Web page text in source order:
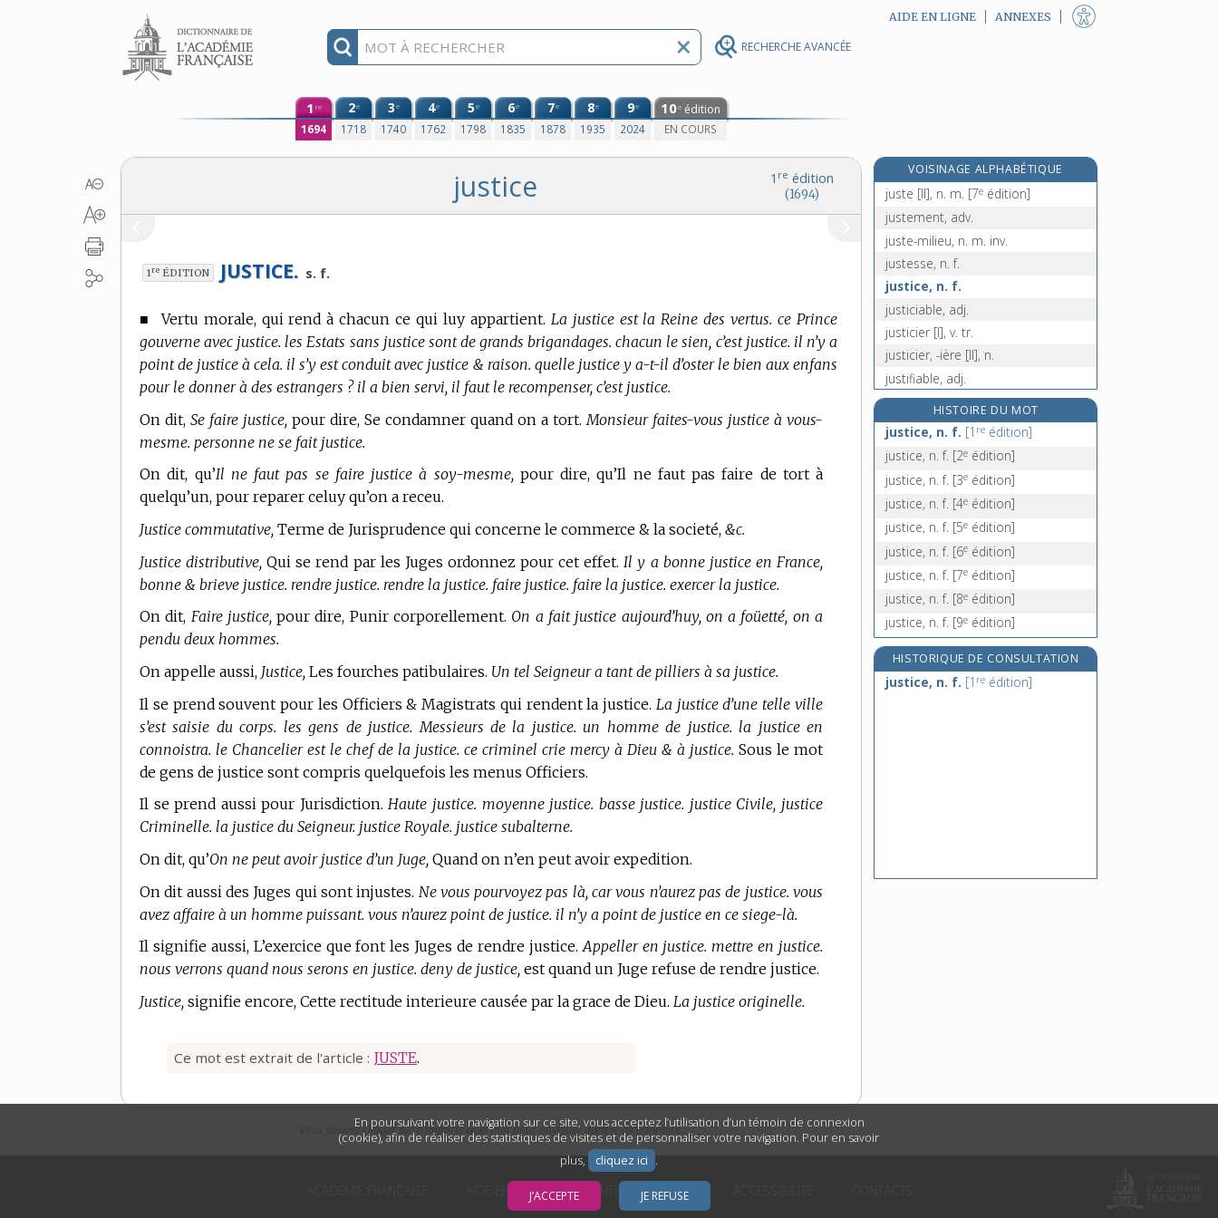
En poursuivant votre navigation sur ce site, vous acceptez l’utilisation d’un témoin de connexion
(cookie), afin de réaliser des statistiques de visites et de personnaliser votre navigation. Pour en savoir
plus,
cliquez ici .
J’ACCEPTE JE REFUSE
RECHERCHE AVANCÉE
Aller au contenu AIDE EN LIGNE ANNEXES
1 re
1694
2e
1718
3e
1740
4e
1762
5e
1798
6e
1835
7e
1878
8e
1935
9e
2024
10e édition
EN COURS
1 re édition
(1694)
justice
1re ÉDITION JUSTICE. s. f.
■Vertu morale, qui rend à chacun ce qui luy appartient. La justice est la Reine des vertus. ce Prince
gouverne avec justice. les Estats sans justice sont de grands brigandages. chacun le sien, c’est justice. il n’y a
point de justice à cela. il s’y est conduit avec justice & raison. quelle justice y a-t-il d’oster le bien aux enfans
pour le donner à des estrangers ? il a bien servi, il faut le recompenser, c’est justice.
On dit,Se faire justice, pour dire, Se condamner quand on a tort. Monsieur faites-vous justice à vous-
mesme. personne ne se fait justice.
On dit, qu’Il ne faut pas se faire justice à soy-mesme,pour dire, qu’Il ne faut pas faire de tort à
quelqu’un, pour reparer celuy qu’on a receu.
Justice commutative, Terme de Jurisprudence qui concerne le commerce & la societé, &c.
Justice distributive, Qui se rend par les Juges ordonnez pour cet effet. Il y a bonne justice en France,
bonne & brieve justice. rendre justice. rendre la justice. faire justice. faire la justice. exercer la justice.
On dit, Faire justice,pour dire, Punir corporellement. On a fait justice aujourd’huy, on a foüetté, on a
pendu deux hommes.
On appelle aussi, Justice, Les fourches patibulaires. Un tel Seigneur a tant de pilliers à sa justice.
Il se prend souvent pour les Officiers & Magistrats qui rendent la justice. La justice d’une telle ville
s’est saisie du corps. les gens de justice. Messieurs de la justice. un homme de justice. la justice en
connoistra. le Chancelier est le chef de la justice. ce criminel crie mercy à Dieu & à justice. Sous le mot
de gens de justice sont compris quelquefois les menus Officiers.
Il se prend aussi pour Jurisdiction.Haute justice. moyenne justice. basse justice. justice Civile, justice
Criminelle. la justice du Seigneur. justice Royale. justice subalterne.
On dit, qu’On ne peut avoir justice d’un Juge, Quand on n’en peut avoir expedition.
On dit aussi des Juges qui sont injustes. Ne vous pourvoyez pas là, car vous n’aurez pas de justice. vous
avez affaire à un homme puissant. vous n’aurez point de justice. il n’y a point de justice en ce siege-là.
Il signifie aussi, L’exercice que font les Juges de rendre justice.Appeller en justice. mettre en justice.
nous verrons quand nous serons en justice. deny de justice, est quand un Juge refuse de rendre justice.
Justice, signifie encore, Cette rectitude interieure causée par la grace de Dieu. La justice originelle.
Ce mot est extrait de l'article : JUSTE.
Vous pouvez cliquer sur n’importe quel mot pour naviguer dans le dictionnaire.
VOISINAGE ALPHABÉTIQUE
juste [I], adj.
juste [II], n. m. [7e édition]
justement, adv.
juste-milieu, n. m. inv.
justesse, n. f.
justice, n. f.
justiciable, adj.
justicier [I], v. tr.
justicier, -ière [II], n.
justifiable, adj.
justifiant, -ante, adj.
justificateur, -trice, adj. et n.
justificatif, -ive, adj.
justifier, v. tr.
HISTOIRE DU MOT
justice, n. f. [1 re édition]
justice, n. f. [2e édition]
justice, n. f. [3e édition]
justice, n. f. [4e édition]
justice, n. f. [5e édition]
justice, n. f. [6e édition]
justice, n. f. [7e édition]
justice, n. f. [8e édition]
justice, n. f. [9e édition]
HISTORIQUE DE CONSULTATION
justice, n. f. [1 re édition]
AIDE EN LIGNE MENTIONS LÉGALES